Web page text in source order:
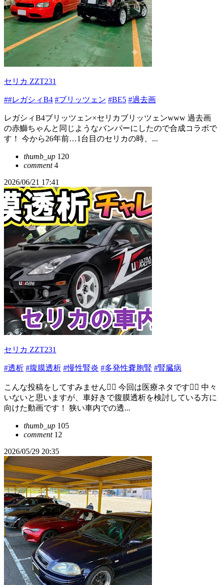
セリカ ZZT231
##レガシィB4 #ブリッツェン #BE5 #過去画
レガシィB4ブリッツェン×セリカブリッツェンwww 過去画
の赤鰤ちゃんと同じようなバンパーにしたので合成コラボで
す！ 今から26年前…1台目のセリカの時、...
thumb_up 120
comment4
2026/06/21 17:41
セリカ ZZT231
#透析 #腹膜透析 #慢性腎炎 #多発性嚢胞腎 #腎臓病
こんな投稿をしてすみません🙇‍♂️ 今回は医療ネタです🙇‍♂️ 中々
いないと思いますが、車好きで腹膜透析を検討している方に
向けた動画です！ 狭い車内での透...
thumb_up 105
comment12
2026/05/29 20:35